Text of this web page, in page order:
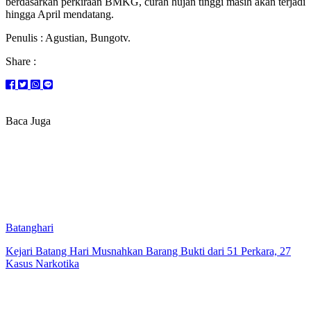
hingga April mendatang.
Penulis : Agustian, Bungotv.
Share :
Baca Juga
Batanghari
Kejari Batang Hari Musnahkan Barang Bukti dari 51 Perkara, 27
Kasus Narkotika